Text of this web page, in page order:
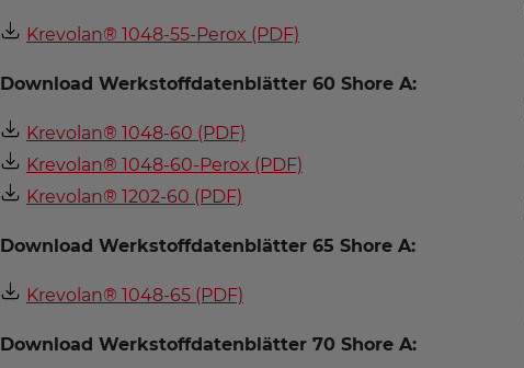
Krevolan® 1048-55-Perox (PDF)
Download Werkstoffdatenblätter 60 Shore A:
Krevolan® 1048-60 (PDF)
Krevolan® 1048-60-Perox (PDF)
Krevolan® 1202-60 (PDF)
Download Werkstoffdatenblätter 65 Shore A:
Krevolan® 1048-65 (PDF)
Download Werkstoffdatenblätter 70 Shore A: